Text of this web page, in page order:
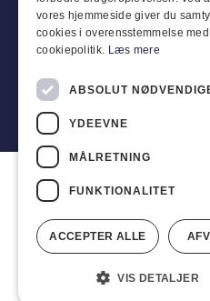
Snabblänkar
Integritetspolicy
Försäljnings- och
Copyright 2024 © Viggo
vores hjemmeside giver du
cookies i overensstemmelse
cookiepolitik. Læs mere
ABSOLUT
YDEEVNE
MÅLRETNING
FUNKTIONALITET
ACCEPTER ALLE
VIS DETALJER